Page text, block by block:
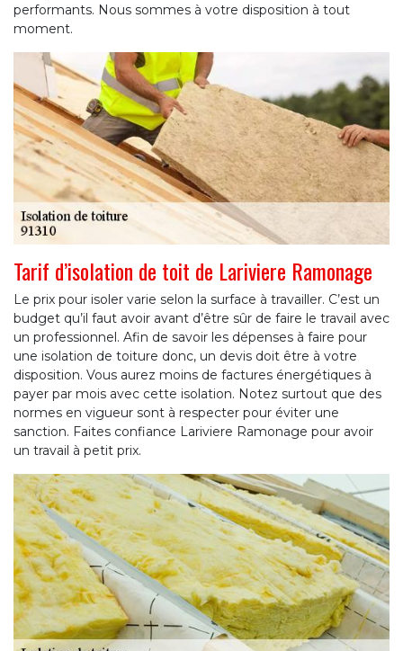
performants. Nous sommes à votre disposition à tout
moment.
Tarif d’isolation de toit de Lariviere Ramonage
Le prix pour isoler varie selon la surface à travailler. C’est un
budget qu’il faut avoir avant d’être sûr de faire le travail avec
un professionnel. Afin de savoir les dépenses à faire pour
une isolation de toiture donc, un devis doit être à votre
disposition. Vous aurez moins de factures énergétiques à
payer par mois avec cette isolation. Notez surtout que des
normes en vigueur sont à respecter pour éviter une
sanction. Faites confiance Lariviere Ramonage pour avoir
un travail à petit prix.